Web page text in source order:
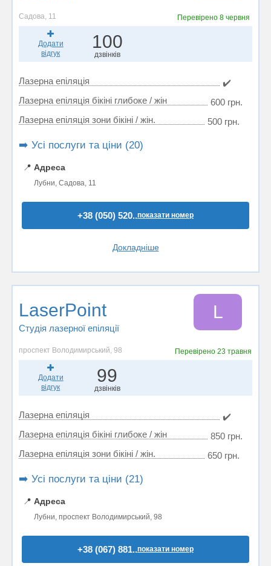
Садова, 11 Перевірено 8 червня
Додати
відгук
100
дзвінків
Лазерна епіляція
✔️
Лазерна епіляція бікіні глибоке / жін
600 грн.
Лазерна епіляція зони бікіні / жін.
500 грн.
➡️ Усі послуги та ціни (20)
📍 Адреса
Лубни, Садова, 11
+38 (050) 520..показати номер
Докладніше
LaserPoint
Студія лазерної епіляції
L
проспект Володимирський, 98 Перевірено23 травня
Додати
відгук
99
дзвінків
Лазерна епіляція
✔️
Лазерна епіляція бікіні глибоке / жін
850 грн.
Лазерна епіляція зони бікіні / жін.
650 грн.
➡️ Усі послуги та ціни (21)
📍 Адреса
Лубни, проспект Володимирський, 98
+38 (067) 881..показати номер